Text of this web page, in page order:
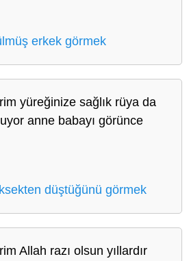
erkek görmek
yüreğinize sağlık rüya da
anne babayı görünce
düştüğünü görmek
Allah razı olsun yıllardır